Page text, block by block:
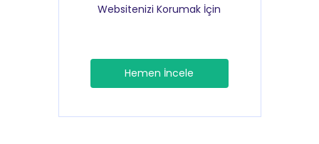
Websitenizi Korumak İçin
Hemen İncele